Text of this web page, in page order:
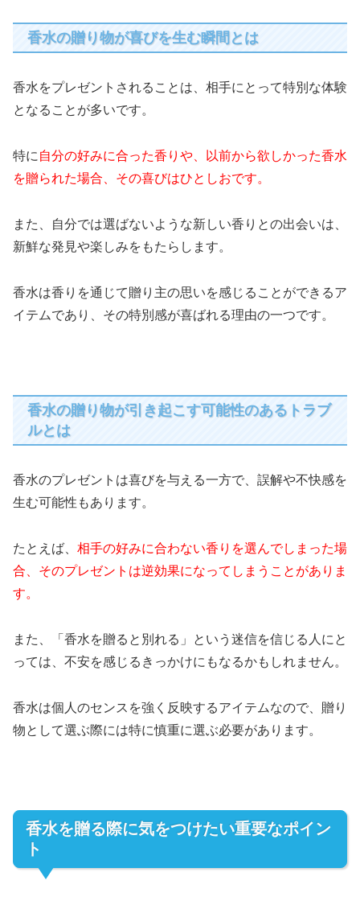
香水の贈り物が喜びを生む瞬間とは
香水をプレゼントされることは、相手にとって特別な体験
となることが多いです。
特に 自分の好みに合った香りや、以前から欲しかった香水
を贈られた場合、その喜びはひとしおです。
また、自分では選ばないような新しい香りとの出会いは、
新鮮な発見や楽しみをもたらします。
香水は香りを通じて贈り主の思いを感じることができるア
イテムであり、その特別感が喜ばれる理由の一つです。
香水の贈り物が引き起こす可能性のあるトラブ
ルとは
香水のプレゼントは喜びを与える一方で、誤解や不快感を
生む可能性もあります。
たとえば、 相手の好みに合わない香りを選んでしまった場
合、そのプレゼントは逆効果になってしまうことがありま
す。
また、「香水を贈ると別れる」という迷信を信じる人にと
っては、不安を感じるきっかけにもなるかもしれません。
香水は個人のセンスを強く反映するアイテムなので、贈り
物として選ぶ際には特に慎重に選ぶ必要があります。
香水を贈る際に気をつけたい重要なポイン
ト